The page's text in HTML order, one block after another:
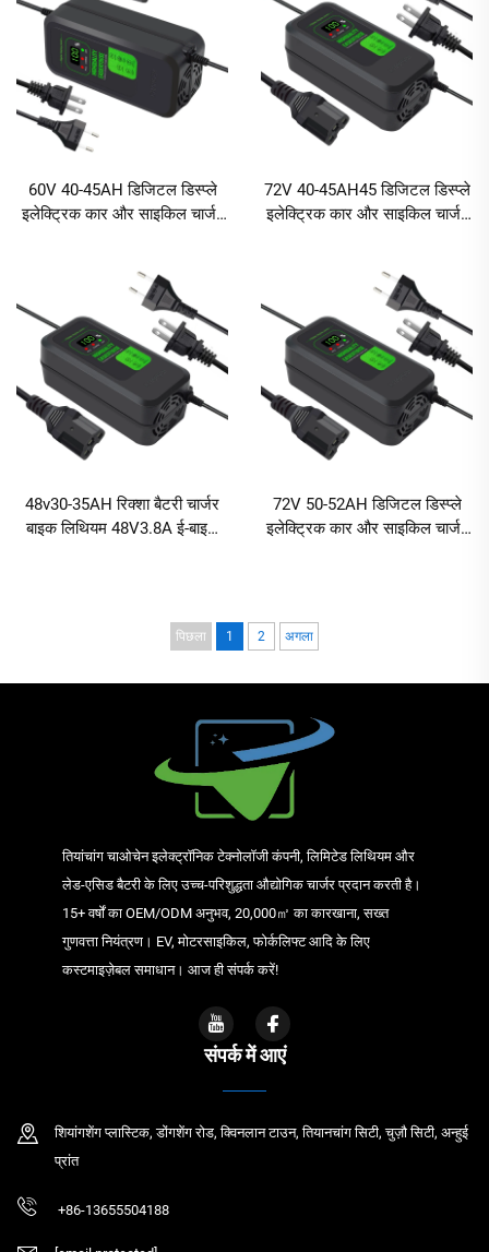
60V 40-45AH डिजिटल डिस्प्ले
इलेक्ट्रिक कार और साइकिल चार्जर
72V 40-45AH45 डिजिटल डिस्प्ले
इलेक्ट्रिक कार और साइकिल चार्जर
48v30-35AH रिक्शा बैटरी चार्जर
बाइक लिथियम 48V3.8A ई-बाइक
72V 50-52AH डिजिटल डिस्प्ले
इलेक्ट्रिक कार और साइकिल चार्जर
पिछला 1 2 अगला
तियांचांग चाओचेन इलेक्ट्रॉनिक टेक्नोलॉजी कंपनी, लिमिटेड लिथियम और
लेड-एसिड बैटरी के लिए उच्च-परिशुद्धता औद्योगिक चार्जर प्रदान करती है।
15+ वर्षों का OEM/ODM अनुभव, 20,000㎡ का कारखाना, सख्त
गुणवत्ता नियंत्रण। EV, मोटरसाइकिल, फोर्कलिफ्ट आदि के लिए
कस्टमाइज़ेबल समाधान। आज ही संपर्क करें!
संपर्क में आएं
शियांगशेंग प्लास्टिक, डोंगशेंग रोड, क्विनलान टाउन, तियानचांग सिटी, चुज़ौ सिटी, अन्हुई
प्रांत
+86-13655504188